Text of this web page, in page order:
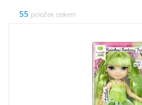
55 položek celkem